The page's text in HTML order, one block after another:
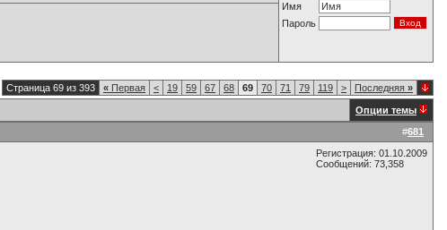
Имя
Пароль
Страница 69 из 393 « Первая < 19 59 67 68 69 70 71 79 119 > Последняя »
Опции темы
#681
Регистрация: 01.10.2009
Сообщений: 73,358